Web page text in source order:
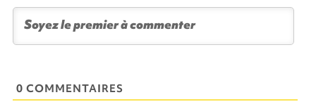
0 COMMENTAIRES